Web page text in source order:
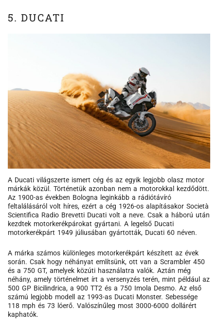
5. DUCATI
A Ducati világszerte ismert cég és az egyik legjobb olasz motor
márkák közül. Történetük azonban nem a motorokkal kezdődött.
Az 1900-as években Bologna leginkább a rádiótávíró
feltalálásáról volt híres, ezért a cég 1926-os alapításakor Società
Scientifica Radio Brevetti Ducati volt a neve. Csak a háború után
kezdtek motorkerékpárokat gyártani. A legelső Ducati
motorkerékpárt 1949 júliusában gyártották, Ducati 60 néven.
A márka számos különleges motorkerékpárt készített az évek
során. Csak hogy néhányat említsünk, ott van a Scrambler 450
és a 750 GT, amelyek közúti használatra valók. Aztán még
néhány, amely történelmet írt a versenyzés terén, mint például az
500 GP Bicilindrica, a 900 TT2 és a 750 Imola Desmo. Az első
számú legjobb modell az 1993-as Ducati Monster. Sebessége
118 mph és 73 lóerő. Valószínűleg most 3000-6000 dollárért
kaphatók.